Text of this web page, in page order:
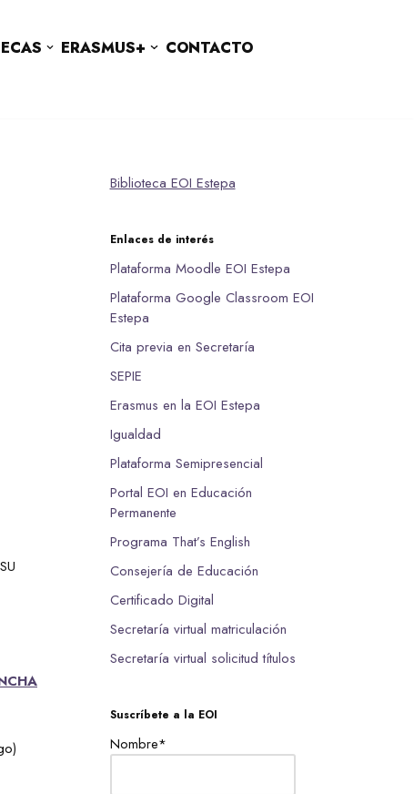
ERASMUS+
CONTACTO
Biblioteca EOI Estepa
Enlaces de interés
Plataforma Moodle EOI Estepa
Plataforma Google Classroom EOI
Estepa
Cita previa en Secretaría
SEPIE
Erasmus en la EOI Estepa
Igualdad
Plataforma Semipresencial
Portal EOI en Educación
Permanente
Programa That’s English
Consejería de Educación
Certificado Digital
Secretaría virtual matriculación
Secretaría virtual solicitud títulos
Suscríbete a la EOI
Nombre*